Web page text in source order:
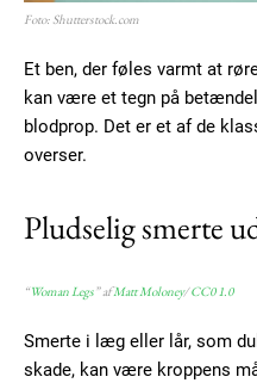
Foto: Shutterstock.com
Et ben, der føles varmt at
kan være et tegn på
blodprop. Det er et af de
overser.
Pludselig smerte
“Woman Legs ” afMatt Moloney/CC0 1.0
Smerte i læg eller lår, som
skade, kan være kroppens